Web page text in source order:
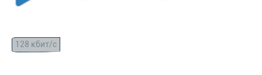
128 кбит/с